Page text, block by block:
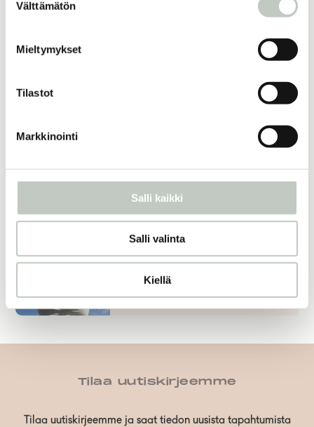
valinta
Välttämätön
Mieltymykset
Tilastot
Markkinointi
Salli kaikki
Salli valinta
Kiellä
139,00€
Let´s move: 6 tuntia studioilla
72,00€
Näytä tuote
Tilaa uutiskirjeemme
Tilaa uutiskirjeemme ja saat tiedon uusista tapahtumista